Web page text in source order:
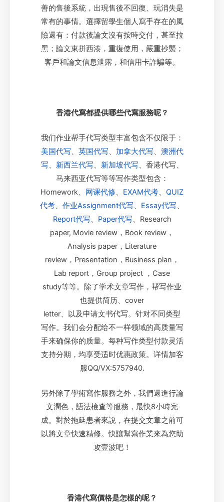
善的售後系統，出現售後不回復、玩消失是
常有的事情。選擇留學生個人寫手存在的風
險還有：付款後論文沒有按時交付，甚至拉
黑；論文東拼西湊，重復使用，嚴重抄襲；
客戶和論文信息泄露，和信用卡詐騙等。
香港代寫都提供哪些代寫服務呢？
我们作业帮手代写类型丰富包含不仅限于：
美国代写、 英国代写、 加拿大代写、 澳洲代
写、 新西兰代写、 新加坡代写、香港代写、
马来西亚代写等等写作类型包含：
Homework、 网课代修、 EXAM代考、 QUIZ
代考、 作业Assignment代写、 Essay代写、
Report代写、 Paper代写、Research
paper, Movie review，Book review，
Analysis paper，Literature
review，Presentation，Business plan，
Lab report，Group project ，Case
study等等。除了学术文章写作，帮写作业
也提供简历、cover
letter、以及申请文书代写。针对不同类型
写作。我们会分配给不一样领域的高质量写
手来确保你的质量。每种写作类型付款灵活
支持分期，均享受适时优惠政策。详情加客
服QQ/VX:5757940.
另外除了學術寫作服務之外，我們還進行論
文潤色，語法檢查等服務，最快8小時完
成。對於拖延患者來說，在提交文章之前可
以將文章快速精修。快讓幫寫作業來為您助
攻壹波吧！
香港代寫價格是怎樣的呢？